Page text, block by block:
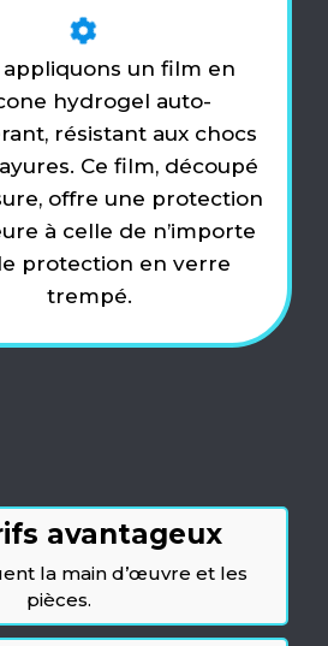
appliquons un film en
hydrogel auto-
résistant aux chocs
Ce film, découpé
offre une protection
à celle de n’importe
protection en verre
trempé.
avantageux
la main d’œuvre et les
pièces.